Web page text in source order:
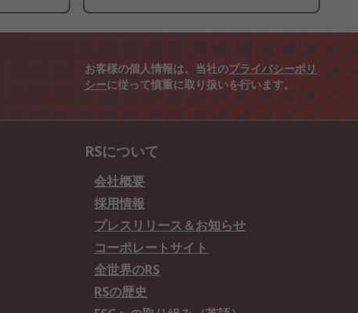
お客様の個人情報は、当社のプライバシーポリ
シーに従って慎重に取り扱いを行います。
RSについて
会社概要
採用情報
プレスリリース＆お知らせ
コーポレートサイト
全世界のRS
RSの歴史